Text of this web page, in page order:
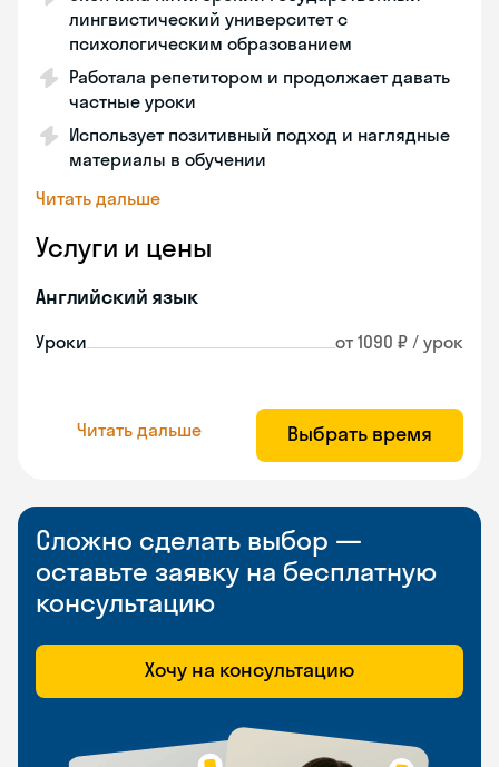
лингвистический университет с
психологическим образованием
Работала репетитором и продолжает давать
частные уроки
Использует позитивный подход и наглядные
материалы в обучении
Читать дальше
Услуги и цены
Английский язык
Уроки от 1090 ₽ / урок
Читать дальше Выбрать время
Сложно сделать выбор —
оставьте заявку на бесплатную
консультацию
Хочу на консультацию